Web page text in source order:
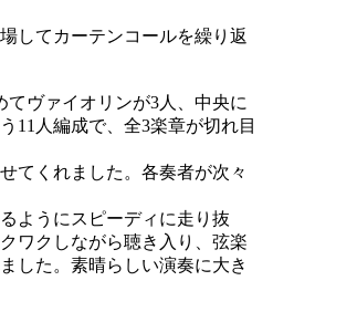
してカーテンコールを繰り返
ヴァイオリンが3人、中央に
11人編成で、全3楽章が切れ目
てくれました。各奏者が次々
ようにスピーディに走り抜
ワクしながら聴き入り、弦楽
した。素晴らしい演奏に大き